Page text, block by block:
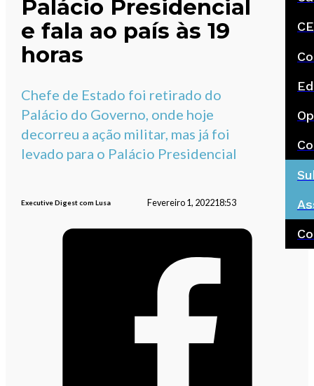
Palácio Presidencial
e fala ao país às 19
horas
Chefe de Estado foi retirado do
Palácio do Governo, onde hoje
decorreu a ação militar, mas já foi
levado para o Palácio Presidencial
Executive Digest com Lusa Fevereiro 1, 202218:53